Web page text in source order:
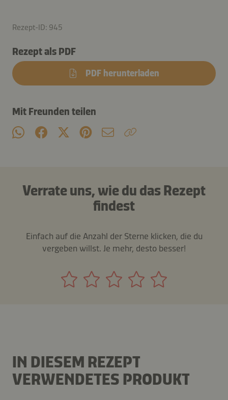
Rezept-ID: 945
Rezept als PDF
PDF herunterladen
Mit Freunden teilen
Verrate uns, wie du das Rezept
findest
Einfach auf die Anzahl der Sterne klicken, die du
vergeben willst. Je mehr, desto besser!
IN DIESEM REZEPT
VERWENDETES PRODUKT